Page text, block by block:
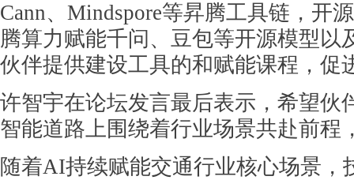
Cann、Mindspore等昇腾工具链，开
腾算力赋能千问、豆包等开源模型以
伙伴提供建设工具的和赋能课程，促
许智宇在论坛发言最后表示，希望伙
智能道路上围绕着行业场景共赴前程
随着AI持续赋能交通行业核心场景，